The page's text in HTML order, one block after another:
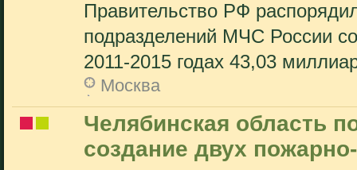
Правительство РФ
подразделений МЧС России
2011-2015 годах 43,03
Москва
Челябинская область
создание двух